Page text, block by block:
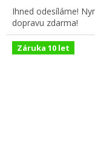
Ihned odesíláme!
dopravu zdarma!
Záruka 10 let